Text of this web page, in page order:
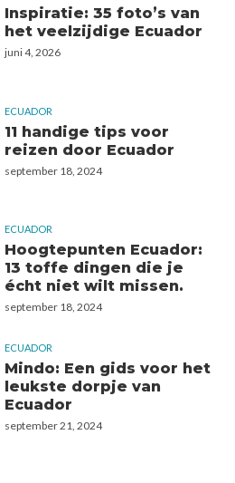
Inspiratie: 35 foto’s van
het veelzijdige Ecuador
juni 4, 2026
ECUADOR
11 handige tips voor
reizen door Ecuador
september 18, 2024
ECUADOR
Hoogtepunten Ecuador:
13 toffe dingen die je
écht niet wilt missen.
september 18, 2024
ECUADOR
Mindo: Een gids voor het
leukste dorpje van
Ecuador
september 21, 2024